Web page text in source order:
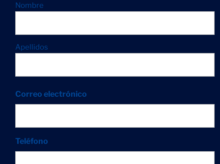
Nombre
Apellidos
Correo electrónico
Teléfono